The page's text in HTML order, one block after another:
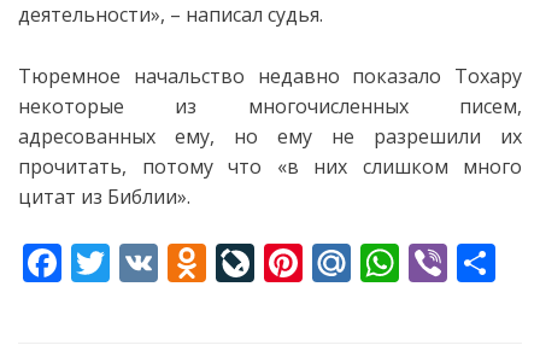
деятельности», – написал судья.
Тюремное начальство недавно показало Тохару
некоторые из многочисленных писем,
адресованных ему, но ему не разрешили их
прочитать, потому что «в них слишком много
цитат из Библии».
F T V O Li Pi M W Vi